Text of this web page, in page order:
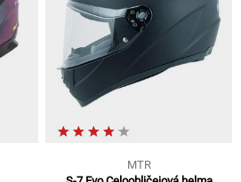
MTR